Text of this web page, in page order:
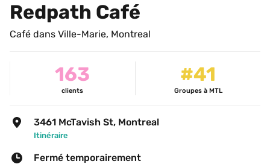
Redpath Café
Café dans Ville-Marie, Montreal
163
clients
#41
Groupes à MTL
3461 McTavish St, Montreal
Itinéraire
Fermé temporairement